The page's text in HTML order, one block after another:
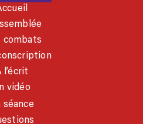
combats
l’écrit
vidéo
séance